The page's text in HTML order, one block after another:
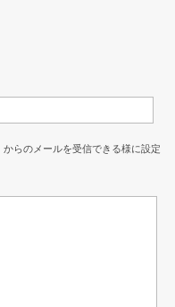
らのメールを受信できる様に設定